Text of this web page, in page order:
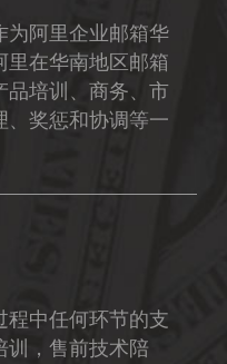
为阿里企业邮箱华
里在华南地区邮箱
品培训、商务、市
、奖惩和协调等一
程中任何环节的支
训，售前技术陪